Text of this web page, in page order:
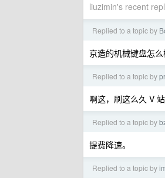
liuzimin's recent
Replied to a topic by
京造的机械键盘怎么
Replied to a topic by
啊这，刷这么久 V
Replied to a topic by
提费降速。
Replied to a topic by